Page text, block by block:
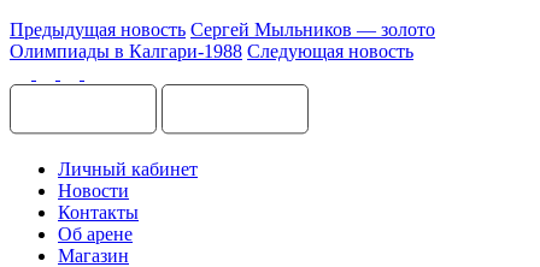
Предыдущая новость Сергей Мыльников — золото
Олимпиады в Калгари-1988 Следующая новость
Личный кабинет
Новости
Контакты
Об арене
Магазин